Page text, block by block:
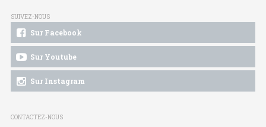
SUIVEZ-NOUS
Sur Facebook
Sur Youtube
Sur Instagram
CONTACTEZ-NOUS